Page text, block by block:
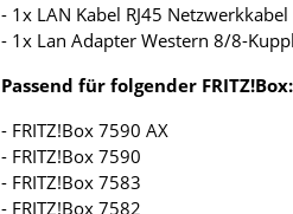
- 1x LAN Kabel RJ45
- 1x Lan Adapter Western 8/8-
Passend für folgender FRITZ!Box:
- FRITZ!Box 7590 AX
- FRITZ!Box 7590
- FRITZ!Box 7583
- FRITZ!Box 7582